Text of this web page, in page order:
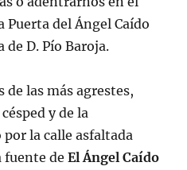
Puerta del Ángel Caído
de D. Pío Baroja.
de las más agrestes,
y de la
la calle asfaltada
fuente deEl Ángel Caído